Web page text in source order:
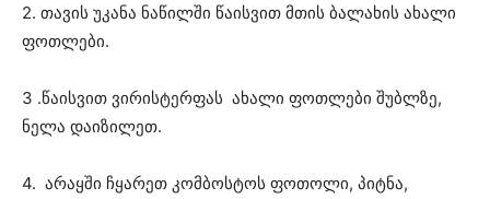
2. თავის უკანა ნაწილში წაისვით მთის ბალახის ახალი
ფოთლები.
3 .წაისვით ვირისტერფას ახალი ფოთლები შუბლზე,
ნელა დაიზილეთ.
4. არაყში ჩყარეთ კომბოსტოს ფოთოლი, პიტნა,